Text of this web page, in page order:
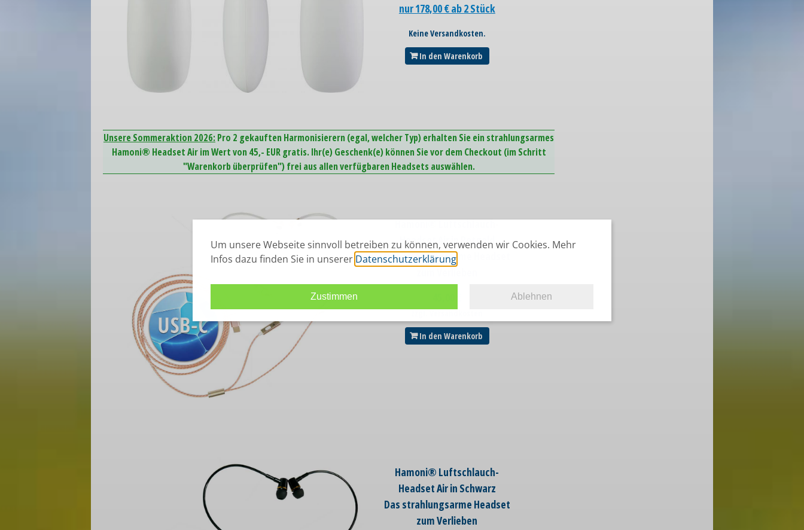
nur 178,00 € ab 2 Stück
Keine Versandkosten.
In den Warenkorb
Unsere Sommeraktion 2026: Pro 2 gekauften Harmonisierern (egal, welcher Typ) erhalten Sie ein strahlungsarmes
Hamoni® Headset Air im Wert von 45,- EUR gratis. Ihr(e) Geschenk(e) können Sie vor dem Checkout (im Schritt
"Warenkorb überprüfen") frei aus allen verfügbaren Headsets auswählen.
Hamoni® Luftschlauch-
Headset Air in Rotgold
Das strahlungsarme Headset
In den Warenkorb
Hamoni® Luftschlauch-
Headset Air in Schwarz
Das strahlungsarme Headset
zum Verlieben
Um unsere Webseite sinnvoll betreiben zu können, verwenden wir Cookies. Mehr
Infos dazu finden Sie in unserer Datenschutzerklärung
Zustimmen Ablehnen